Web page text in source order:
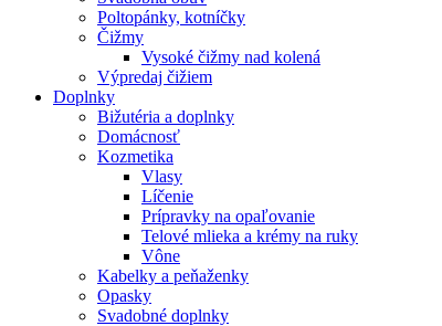
Poltopánky, kotníčky
Čižmy
Vysoké čižmy nad kolená
Výpredaj čižiem
Doplnky
Bižutéria a doplnky
Domácnosť
Kozmetika
Vlasy
Líčenie
Prípravky na opaľovanie
Telové mlieka a krémy na ruky
Vône
Kabelky a peňaženky
Opasky
Svadobné doplnky